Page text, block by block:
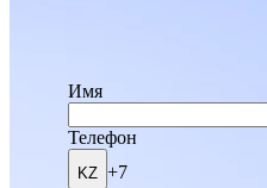
Имя
Телефон
KZ +7